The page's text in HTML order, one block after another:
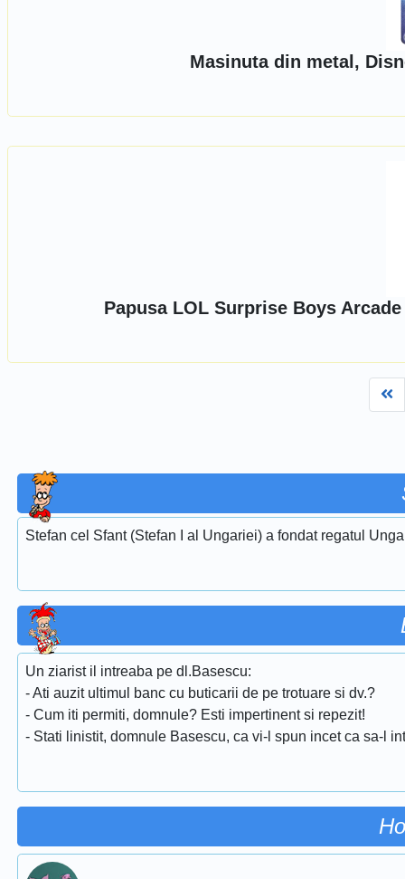
Masinuta din metal,
Papusa LOL Surprise Boys
Stefan cel Sfant (Stefan I al Ungariei) a fondat regatul
Un ziarist il intreaba pe dl.Basescu:
- Ati auzit ultimul banc cu buticarii de pe trotuare si dv.?
- Cum iti permiti, domnule? Esti impertinent si repezit!
- Stati linistit, domnule Basescu, ca vi-l spun incet ca sa-l